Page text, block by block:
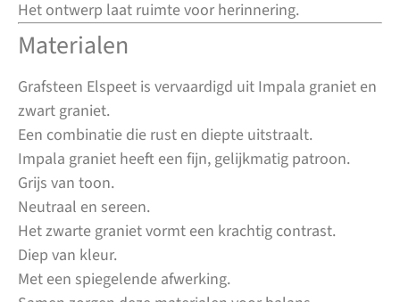
Het ontwerp laat ruimte voor herinnering.
Materialen
Grafsteen Elspeet is vervaardigd uit Impala graniet en
zwart graniet.
Een combinatie die rust en diepte uitstraalt.
Impala graniet heeft een fijn, gelijkmatig patroon.
Grijs van toon.
Neutraal en sereen.
Het zwarte graniet vormt een krachtig contrast.
Diep van kleur.
Met een spiegelende afwerking.